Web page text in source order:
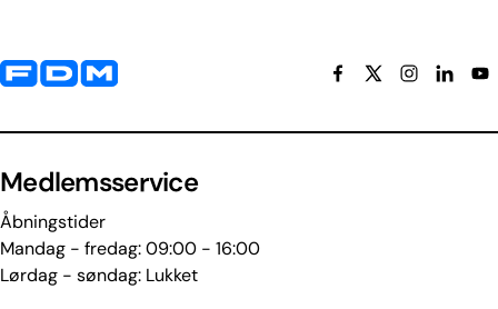
Yderligere information og kontaktoplysninger
Medlemsservice
Åbningstider
Mandag - fredag: 09:00 - 16:00
Lørdag - søndag: Lukket